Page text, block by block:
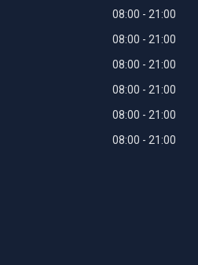
08:00
21:00
08:00
21:00
08:00
21:00
08:00
21:00
08:00
21:00
08:00 21:00